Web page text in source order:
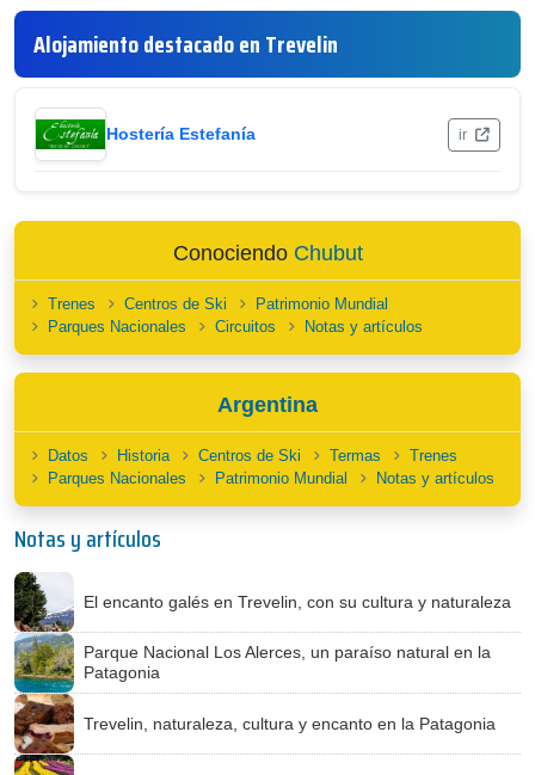
Alojamiento destacado en Trevelin
Hostería Estefanía ir
Conociendo Chubut
Trenes Centros de Ski
Patrimonio Mundial
Parques Nacionales
Circuitos Notas y artículos
Argentina
Datos Historia Centros de Ski Termas
Trenes
Parques Nacionales
Patrimonio Mundial Notas y artículos
Notas y artículos
El encanto galés en Trevelin, con su cultura y naturaleza
Parque Nacional Los Alerces, un paraíso natural en la
Patagonia
Trevelin, naturaleza, cultura y encanto en la Patagonia